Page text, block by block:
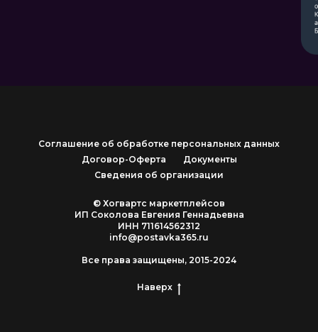
Соглашение об обработке персональных данных
Договор-Оферта
Документы
Сведения об организации
© Хогвартс маркетплейсов
ИП Соколова Евгения Геннадьевна
ИНН 711614562312
info@postavka365.ru
Все права защищены, 2015-2024
Наверх